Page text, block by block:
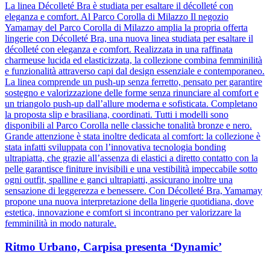
La linea Décolleté Bra è studiata per esaltare il décolleté con
eleganza e comfort. Al Parco Corolla di Milazzo Il negozio
Yamamay del Parco Corolla di Milazzo amplia la propria offerta
lingerie con Décolleté Bra, una nuova linea studiata per esaltare il
décolleté con eleganza e comfort. Realizzata in una raffinata
charmeuse lucida ed elasticizzata, la collezione combina femminilità
e funzionalità attraverso capi dal design essenziale e contemporaneo.
La linea comprende un push-up senza ferretto, pensato per garantire
sostegno e valorizzazione delle forme senza rinunciare al comfort e
un triangolo push-up dall’allure moderna e sofisticata. Completano
la proposta slip e brasiliana, coordinati. Tutti i modelli sono
disponibili al Parco Corolla nelle classiche tonalità bronze e nero.
Grande attenzione è stata inoltre dedicata al comfort: la collezione è
stata infatti sviluppata con l’innovativa tecnologia bonding
ultrapiatta, che grazie all’assenza di elastici a diretto contatto con la
pelle garantisce finiture invisibili e una vestibilità impeccabile sotto
ogni outfit, spalline e ganci ultrapiatti, assicurano inoltre una
sensazione di leggerezza e benessere. Con Décolleté Bra, Yamamay
propone una nuova interpretazione della lingerie quotidiana, dove
estetica, innovazione e comfort si incontrano per valorizzare la
femminilità in modo naturale.
Ritmo Urbano, Carpisa presenta ‘Dynamic’